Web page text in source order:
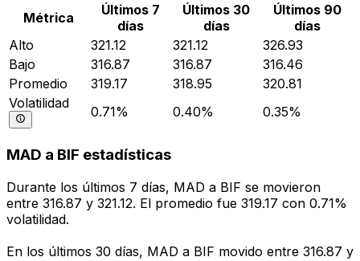
Métrica
Últimos 7
días
Últimos 30
días
Últimos 90
días
Alto
321.12 321.12
326.93
Bajo
316.87 316.87
316.46
Promedio
319.17 318.95
320.81
Volatilidad
0.71% 0.40% 0.35%
MAD a BIF estadísticas
Durante los últimos 7 días, MAD a BIF se movieron
entre 316.87 y 321.12. El promedio fue 319.17 con 0.71%
volatilidad.
En los últimos 30 días, MAD a BIF movido entre 316.87 y